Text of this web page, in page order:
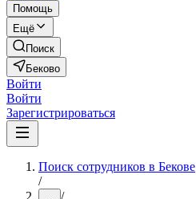
Помощь
Ещё
Поиск
Беково
Войти
Войти
Зарегистрироваться
Поиск сотрудников в Бекове
/
/